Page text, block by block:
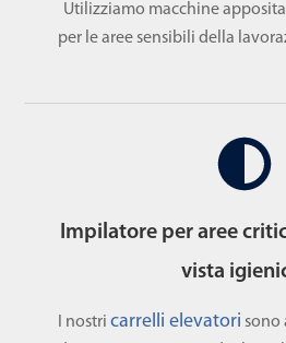
Utilizziamo macchine
per le aree sensibili della
Impilatore per aree
vista
I nostri carrelli elevatori sono